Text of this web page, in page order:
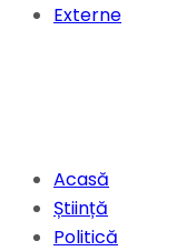
Externe
Acasă
Știință
Politică